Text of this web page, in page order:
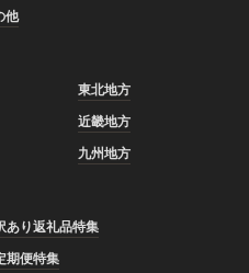
他
東北地方
近畿地方
九州地方
あり返礼品特集
期便特集